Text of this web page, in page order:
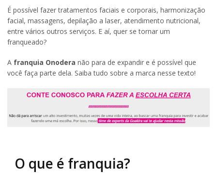
É possível fazer tratamentos faciais e corporais, harmonização
facial, massagens, depilação a laser, atendimento nutricional,
entre vários outros serviços. E aí, quer se tornar um
franqueado?
A franquia Onodera não para de expandir e é possível que
você faça parte dela. Saiba tudo sobre a marca nesse texto!
O que é franquia?